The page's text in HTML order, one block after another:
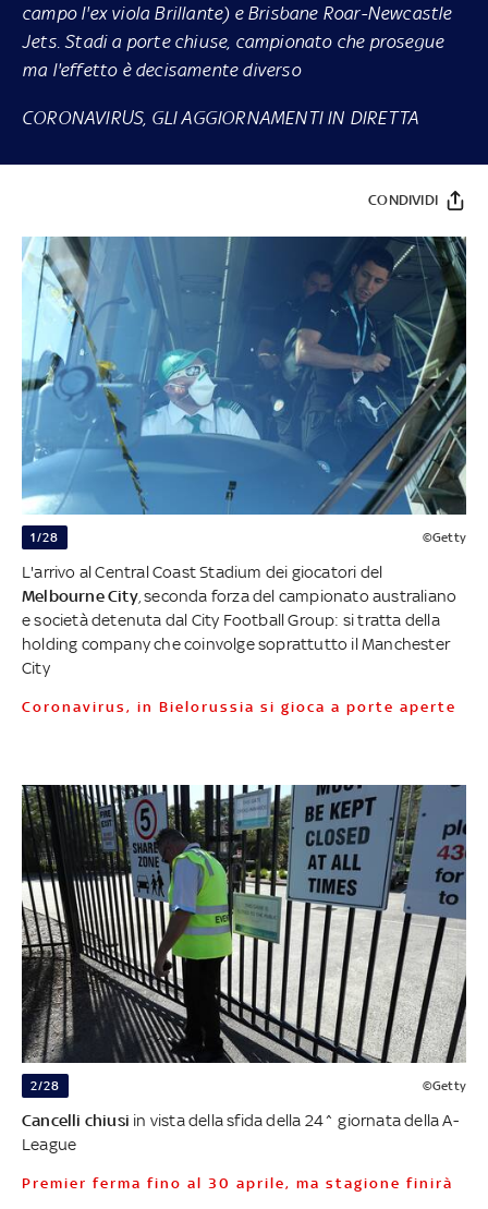
campo l'ex viola Brillante) e Brisbane Roar-Newcastle
Jets. Stadi a porte chiuse, campionato che prosegue
ma l'effetto è decisamente diverso
CORONAVIRUS, GLI AGGIORNAMENTI IN DIRETTA
CONDIVIDI
1/28 ©Getty
L'arrivo al Central Coast Stadium dei giocatori del
Melbourne City, seconda forza del campionato australiano
e società detenuta dal City Football Group: si tratta della
holding company che coinvolge soprattutto il Manchester
City
Coronavirus, in Bielorussia si gioca a porte aperte
2/28 ©Getty
Cancelli chiusi in vista della sfida della 24^ giornata della A-
League
Premier ferma fino al 30 aprile, ma stagione finirà